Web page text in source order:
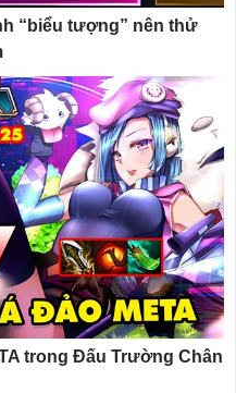
“biểu tượng” nên thử
trong Đấu Trường Chân